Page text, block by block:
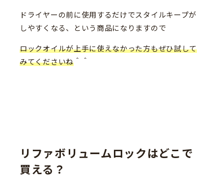
ドライヤーの前に使用するだけでスタイルキープが
しやすくなる、という商品になりますので
ロックオイルが上手に使えなかった方もぜひ試して
みてくださいね＾＾
リファボリュームロックはどこで
買える？